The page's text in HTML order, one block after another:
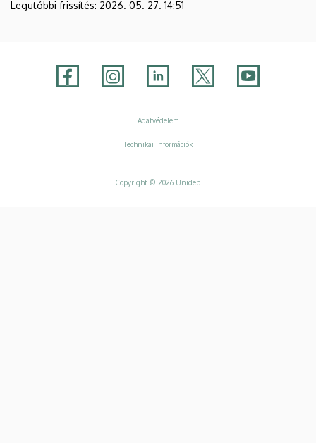
Legutóbbi frissítés: 2026. 05. 27. 14:51
Adatvédelem
Technikai információk
Copyright © 2026 Unideb